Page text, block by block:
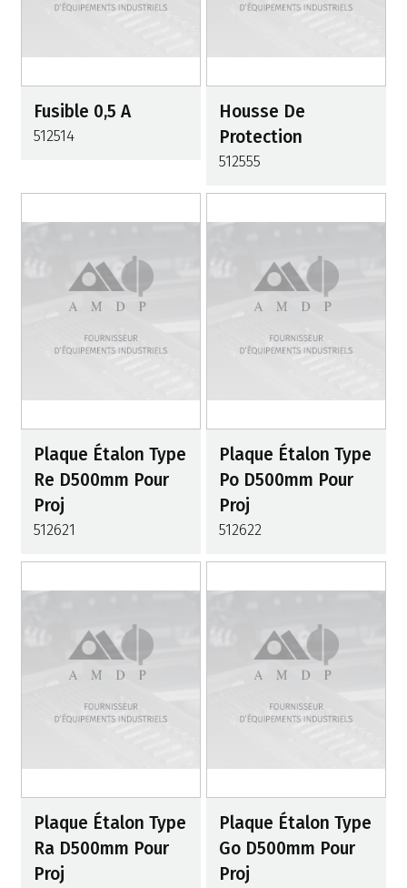
Fusible 0,5 A
512514
Housse De
Protection
512555
Plaque Étalon Type
Re D500mm Pour
Proj
512621
Plaque Étalon Type
Po D500mm Pour
Proj
512622
Plaque Étalon Type
Ra D500mm Pour
Proj
Plaque Étalon Type
Go D500mm Pour
Proj